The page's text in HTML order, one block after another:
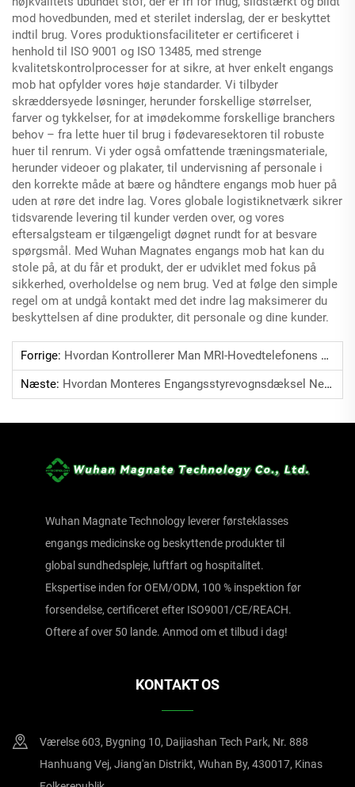
mod hovedbunden, med et sterilet inderslag, der er beskyttet
indtil brug. Vores produktionsfaciliteter er certificeret i
henhold til ISO 9001 og ISO 13485, med strenge
kvalitetskontrolprocesser for at sikre, at hver enkelt engangs
mob hat opfylder vores høje standarder. Vi tilbyder
skræddersyede løsninger, herunder forskellige størrelser,
farver og tykkelser, for at imødekomme forskellige branchers
behov – fra lette huer til brug i fødevaresektoren til robuste
huer til renrum. Vi yder også omfattende træningsmateriale,
herunder videoer og plakater, til undervisning af personale i
den korrekte måde at bære og håndtere engangs mob huer på
uden at røre det indre lag. Vores globale logistiknetværk sikrer
tidsvarende levering til kunder verden over, og vores
eftersalgsteam er tilgængeligt døgnet rundt for at besvare
spørgsmål. Med Wuhan Magnates engangs mob hat kan du
stole på, at du får et produkt, der er udviklet med fokus på
sikkerhed, overholdelse og nem brug. Ved at følge den simple
regel om at undgå kontakt med det indre lag maksimerer du
beskyttelsen af dine produkter, dit personale og dine kunder.
Forrige: Hvordan Kontrollerer Man MRI-Hovedtelefonens Dæksel For Integritet Før Brug?
Næste: Hvordan Monteres Engangsstyrevognsdæksel Nemt?
Wuhan Magnate Technology leverer førsteklasses
engangs medicinske og beskyttende produkter til
global sundhedspleje, luftfart og hospitalitet.
Ekspertise inden for OEM/ODM, 100 % inspektion før
forsendelse, certificeret efter ISO9001/CE/REACH.
Oftere af over 50 lande. Anmod om et tilbud i dag!
KONTAKT OS
Værelse 603, Bygning 10, Daijiashan Tech Park, Nr. 888
Hanhuang Vej, Jiang'an Distrikt, Wuhan By, 430017, Kinas